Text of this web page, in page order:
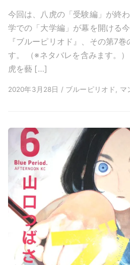
今回は、八虎の「受験編」が終
学での「大学編」が幕を開ける
『ブルーピリオド』、その第7
す。 （※ネタバレを含みます。
虎を藝 […]
2020年3月28日 / ブルーピリオド, マ